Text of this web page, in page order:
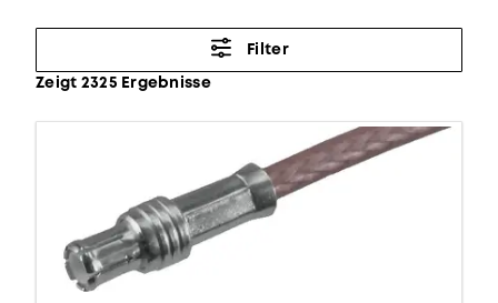
Filter
Zeigt 2325 Ergebnisse